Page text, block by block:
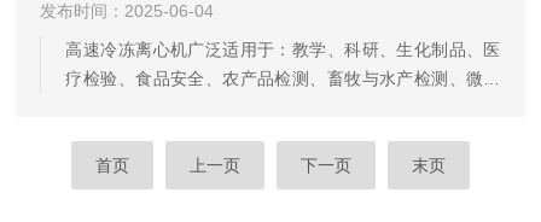
盖进行样品取出，而自动脱帽功能的引入使得这一过程不
再需要人工操作，用户可以在离心完成后立即进行后续实
验操作。自动脱帽功能的操作流程：1.设置程序在使用自
发布时间：2025-06-04
高速冷冻离心机广泛适用于：教学、科研、生化制品、医
疗检验、食品安全、农产品检测、畜牧与水产检测、微生
离心力、转速、离心时间、工作程序且与转子型号LED同
步显示。具有定速计时（atsetrpm）功能：让用户获得可
重复的结果，提高离心机的可比性。20个工作程序选择，
首页 上一页 下一页 末页